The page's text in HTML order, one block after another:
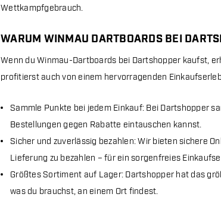
Wettkampfgebrauch.
WARUM WINMAU DARTBOARDS BEI
Wenn du Winmau-Dartboards bei Dartshopper kaufst,
profitierst auch von einem hervorragenden
Sammle Punkte bei jedem Einkauf: Bei Dartshopper
Bestellungen gegen Rabatte eintauschen kannst.
Sicher und zuverlässig bezahlen: Wir bieten sichere
Lieferung zu bezahlen – für ein sorgenfreies
Größtes Sortiment auf Lager: Dartshopper hat das
was du brauchst, an einem Ort findest.